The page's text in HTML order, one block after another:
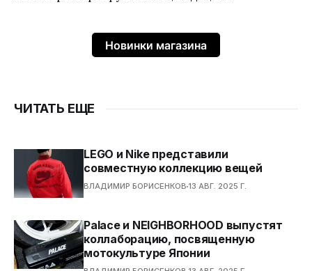
Новинки магазина
ЧИТАТЬ ЕЩЕ
LEGO и Nike представили
совместную коллекцию вещей
ВЛАДИМИР БОРИСЕНКОВ 13 АВГ. 2025 Г.
Palace и NEIGHBORHOOD выпустят
коллаборацию, посвященную
мотокультуре Японии